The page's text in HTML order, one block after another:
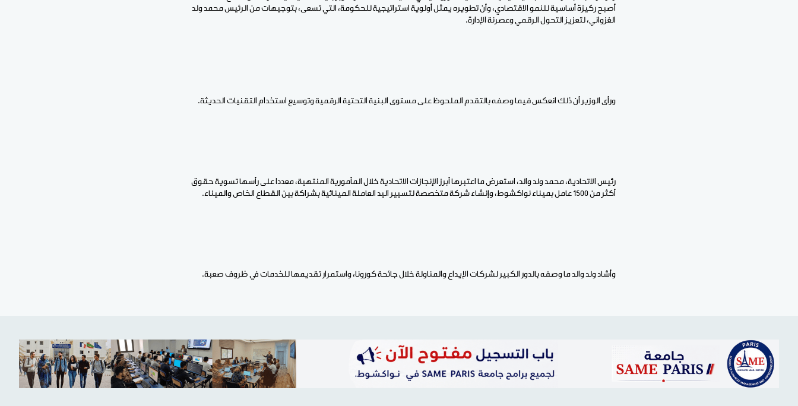
أصبح ركيزة أساسية للنمو الاقتصادي، وأن تطويره يمثل أولوية استراتيجية للحكومة، التي تسعى، بتوجيهات من الرئيس محمد ولد
الغزواني، لتعزيز التحول الرقمي وعصرنة الإدارة.
ورأى الوزير أن ذلك انعكس فيما وصفه بالتقدم الملحوظ على مستوى البنية التحتية الرقمية وتوسيع استخدام التقنيات الحديثة.
رئيس الاتحادية، محمد ولد والد، استعرض ما اعتبرها أبرز الإنجازات الاتحادية خلال المأمورية المنتهية، معددا على رأسها تسوية حقوق
أكثر من 1500 عامل بميناء نواكشوط، وإنشاء شركة متخصصة لتسيير اليد العاملة المينائية بشراكة بين القطاع الخاص والميناء.
وأشاد ولد والد ما وصفه بالدور الكبير لشركات الإيداع والمناولة خلال جائحة كورونا، واستمرار تقديمها للخدمات في ظروف صعبة.